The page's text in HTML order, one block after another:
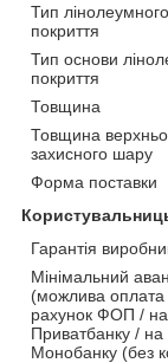
Тип лінолеумного
покриття
Тип основи
покриття
Товщина
Товщина
захисного шару
Форма поставки
Гарантія
Мінімальний
(можлива оплата
рахунок ФОП / на
Приватбанку / на
Монобанку (без